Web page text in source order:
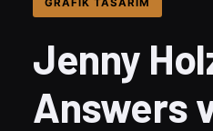
GRAFIK TASARIM
Jenny
Answers